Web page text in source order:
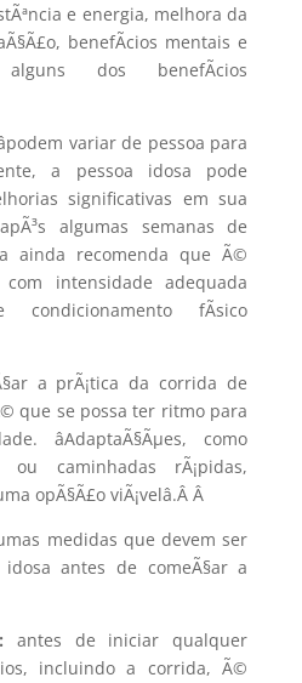
e energia, melhora da
benefÃ­cios mentais e
dos benefÃ­cios
variar de pessoa para
a pessoa idosa pode
significativas em sua
algumas semanas de
ainda recomenda que Ã©
com intensidade adequada
fÃ­sico
a prÃ¡tica da corrida de
que se possa ter ritmo para
âAdaptaÃ§Ãµes, como
caminhadas rÃ¡pidas,
opÃ§Ã£o viÃ¡velâ.Â Â
medidas que devem ser
antes de comeÃ§ar a
antes de iniciar qualquer
incluindo a corrida, Ã©